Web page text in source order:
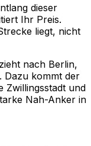
dieser
Ihr Preis.
liegt, nicht
nach Berlin,
Dazu kommt der
Zwillingsstadt und
Nah-Anker in